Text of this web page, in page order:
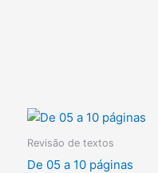
Revisão de textos
De 05 a 10 páginas